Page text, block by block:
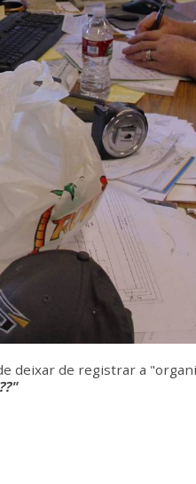
deixar de registrar a